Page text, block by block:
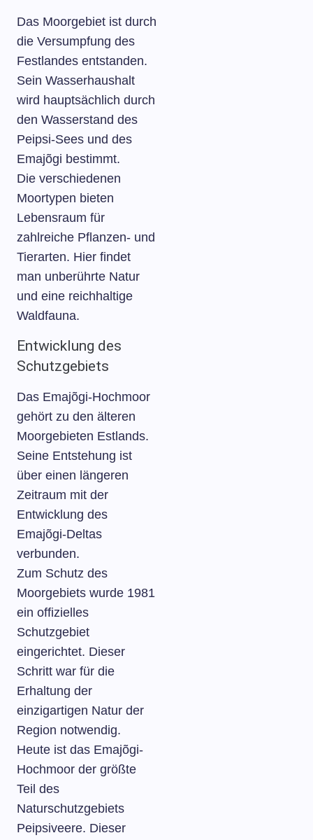
Das Moorgebiet ist durch
die Versumpfung des
Festlandes entstanden.
Sein Wasserhaushalt
wird hauptsächlich durch
den Wasserstand des
Peipsi-Sees und des
Emajõgi bestimmt.
Die verschiedenen
Moortypen bieten
Lebensraum für
zahlreiche Pflanzen- und
Tierarten. Hier findet
man unberührte Natur
und eine reichhaltige
Waldfauna.
Entwicklung des
Schutzgebiets
Das Emajõgi-Hochmoor
gehört zu den älteren
Moorgebieten Estlands.
Seine Entstehung ist
über einen längeren
Zeitraum mit der
Entwicklung des
Emajõgi-Deltas
verbunden.
Zum Schutz des
Moorgebiets wurde 1981
ein offizielles
Schutzgebiet
eingerichtet. Dieser
Schritt war für die
Erhaltung der
einzigartigen Natur der
Region notwendig.
Heute ist das Emajõgi-
Hochmoor der größte
Teil des
Naturschutzgebiets
Peipsiveere. Dieser